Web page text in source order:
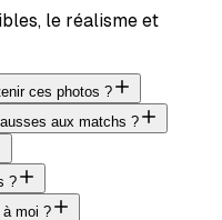
le réalisme et
ces photos ?
aux matchs ?
?
à moi ?